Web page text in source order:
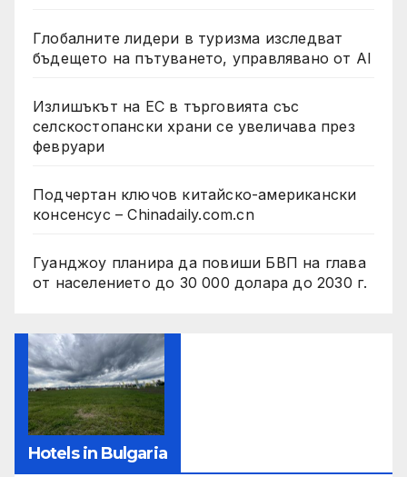
Глобалните лидери в туризма изследват
бъдещето на пътуването, управлявано от AI
Излишъкът на ЕС в търговията със
селскостопански храни се увеличава през
февруари
Подчертан ключов китайско-американски
консенсус – Chinadaily.com.cn
Гуанджоу планира да повиши БВП на глава
от населението до 30 000 долара до 2030 г.
Hotels in Bulgaria